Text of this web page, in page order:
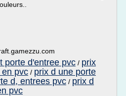
porte d'entree pvc / prix
pvc / prix d une porte
d, entrees pvc / prix d
pvc